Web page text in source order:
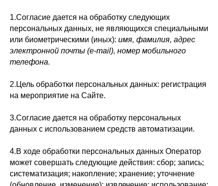
1.Согласие дается на обработку следующих
персональных данных, не являющихся специальными
или биометрическими (иных): имя, фамилия, адрес
электронной почты (e-mail), номер мобильного
телефона.
2.Цель обработки персональных данных: регистрация
на мероприятие на Сайте.
3.Согласие дается на обработку персональных
данных с использованием средств автоматизации.
4.В ходе обработки персональных данных Оператор
может совершать следующие действия: сбор; запись;
систематизация; накопление; хранение; уточнение